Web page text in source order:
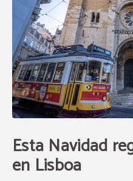
Esta Navidad
en Lisboa